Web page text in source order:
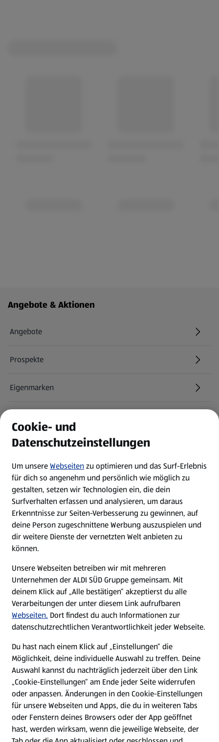
Fußzeilenmenü - weitere Links
Angebote & Aktionen
Angebote
Prospekte
Eigenmarken
Newsletter
WhatsApp
Über ALDI SÜD
Filialen
Nachhaltigkeit
Karriere
Presse
Hilfe & Kontakt
(öffnet in einem neuen Tab)
Unternehmen
Folge uns hier:
Cookie- und
Datenschutzeinstellungen
Um unsereWebseitenzu optimieren und das Surf-Erlebnis
für dich so angenehm und persönlich wie möglich zu
gestalten, setzen wir Technologien ein, die dein
Surfverhalten erfassen und analysieren, um daraus
Erkenntnisse zur Seiten-Verbesserung zu gewinnen, auf
deine Person zugeschnittene Werbung auszuspielen und
dir weitere Dienste der vernetzten Welt anbieten zu
können.
Unsere Webseiten betreiben wir mit mehreren
Unternehmen der ALDI SÜD Gruppe gemeinsam. Mit
deinem Klick auf „Alle bestätigen“ akzeptierst du alle
Verarbeitungen der unter diesem Link aufrufbaren
Webseiten. Dort findest du auch Informationen zur
datenschutzrechtlichen Verantwortlichkeit jeder Webseite.
Du hast nach einem Klick auf „Einstellungen“ die
Möglichkeit, deine individuelle Auswahl zu treffen. Deine
Auswahl kannst du nachträglich jederzeit über den Link
„Cookie-Einstellungen“ am Ende jeder Seite widerrufen
oder anpassen. Änderungen in den Cookie-Einstellungen
für unsere Webseiten und Apps, die du in weiteren Tabs
oder Fenstern deines Browsers oder der App geöffnet
hast, werden wirksam, wenn die jeweilige Webseite, der